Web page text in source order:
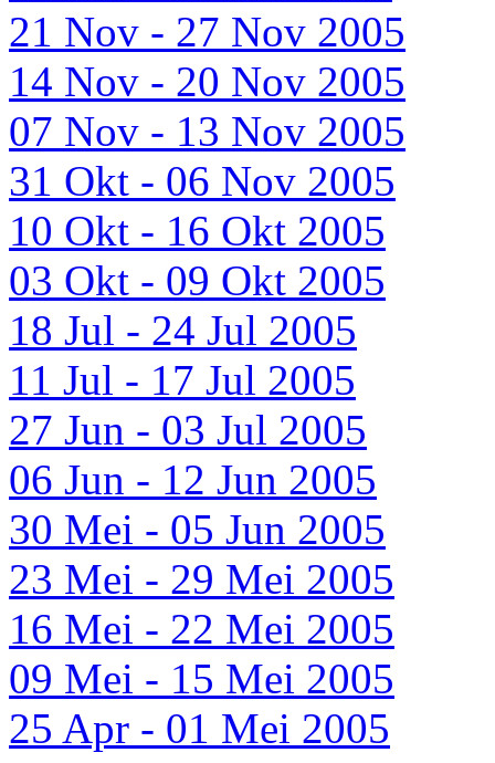
21 Nov - 27 Nov 2005
14 Nov - 20 Nov 2005
07 Nov - 13 Nov 2005
31 Okt - 06 Nov 2005
10 Okt - 16 Okt 2005
03 Okt - 09 Okt 2005
18 Jul - 24 Jul 2005
11 Jul - 17 Jul 2005
27 Jun - 03 Jul 2005
06 Jun - 12 Jun 2005
30 Mei - 05 Jun 2005
23 Mei - 29 Mei 2005
16 Mei - 22 Mei 2005
09 Mei - 15 Mei 2005
25 Apr - 01 Mei 2005